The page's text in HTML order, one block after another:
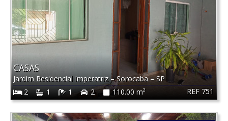
REF 751
CASAS
Jardim Residencial Imperatriz–Sorocaba–SP
2
1 1 2 110.00 m²